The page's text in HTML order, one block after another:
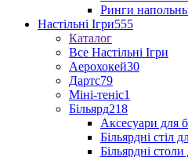
Ринги
Настільні Ігри555
Каталог
Все Настільні Ігри
Аерохокей30
Дартс79
Міні-теніс1
Більярд218
Аксесуари для
Більярдні стіл
Більярдні